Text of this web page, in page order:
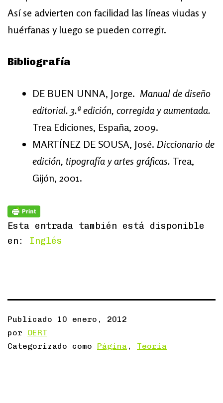
Así se advierten con facilidad las líneas viudas y
huérfanas y luego se pueden corregir.
Bibliografía
DE BUEN UNNA, Jorge. Manual de diseño
editorial. 3.ª edición, corregida y aumentada.
Trea Ediciones, España, 2009.
MARTÍNEZ DE SOUSA, José. Diccionario de
edición, tipografía y artes gráficas. Trea,
Gijón, 2001.
Esta entrada también está disponible
en: Inglés
Publicado 10 enero, 2012
por OERT
Categorizado como Página , Teoría